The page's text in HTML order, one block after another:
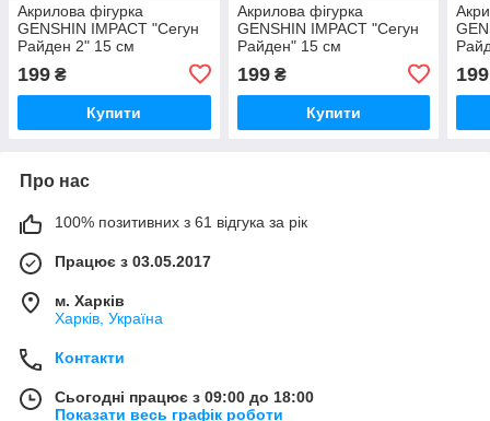
Акрилова фігурка
GENSHIN IMPACT "Сегун
Райден 2" 15 см
199 ₴
Купити
Акрилова фігурка
GENSHIN IMPACT "Сегун
Райден" 15 см
199₴
Купити
199
Про нас
100% позитивних з 61 відгука за рік
Працює з 03.05.2017
м. Харків
Харків, Україна
Контакти
Сьогодні працює з 09:00 до 18:00
Показати весь графік роботи